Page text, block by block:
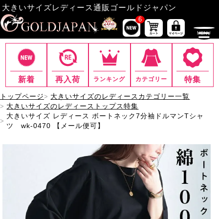
大きいサイズレディース通販ゴールドジャパン
6
新着 再入荷 ランキング カテゴリー 特集
トップページ
大きいサイズのレディースカテゴリー一覧
大きいサイズのレディーストップス特集
大きいサイズ レディース ボートネック7分袖ドルマンTシャ
ツ wk-0470 【メール便可】